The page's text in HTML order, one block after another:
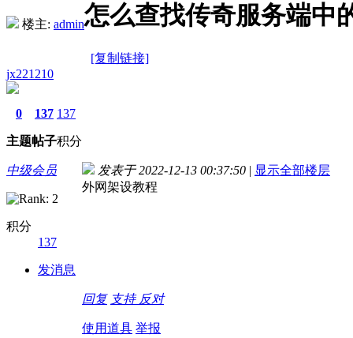
楼主: admin怎么查找传奇服务端中
[复制链接]
jx221210
0
主题
137
帖子
137
积分
中级会员
积分
137
发消息
发表于 2022-12-13 00:37:50 | 显示全部楼层
外网架设教程
回复 支持 反对
使用道具 举报